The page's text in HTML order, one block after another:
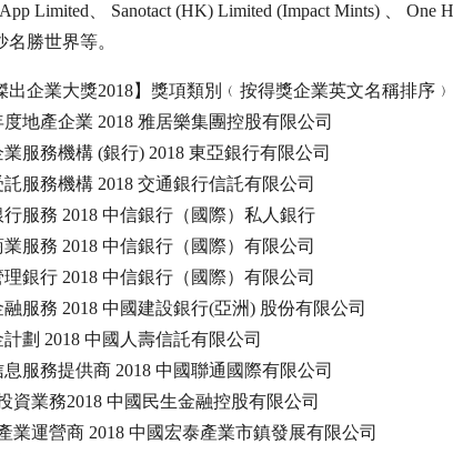
Limited、 Sanotact (HK) Limited (Impact Mints) 、 One
勝世界等。
出企業大獎2018】獎項類別﹙按得獎企業英文名稱排序﹚
地產企業 2018 雅居樂集團控股有限公司
服務機構 (銀行) 2018 東亞銀行有限公司
服務機構 2018 交通銀行信託有限公司
服務 2018 中信銀行（國際）私人銀行
服務 2018 中信銀行（國際）有限公司
銀行 2018 中信銀行（國際）有限公司
服務 2018 中國建設銀行(亞洲) 股份有限公司
劃 2018 中國人壽信託有限公司
服務提供商 2018 中國聯通國際有限公司
資業務2018 中國民生金融控股有限公司
業運營商 2018 中國宏泰產業市鎮發展有限公司